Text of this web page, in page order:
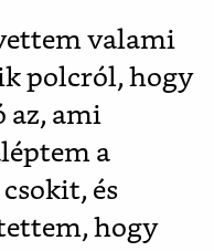
valami
polcról, hogy
az, ami
a
és
hogy